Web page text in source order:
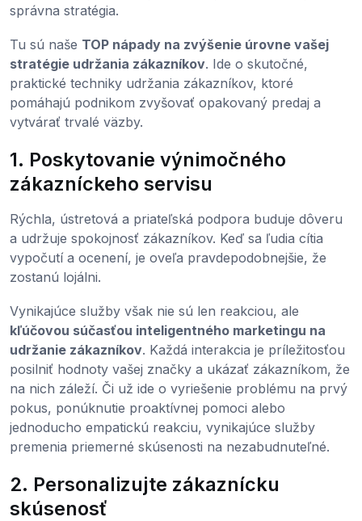
správna stratégia.
Tu sú naše TOP nápady na zvýšenie úrovne vašej
stratégie udržania zákazníkov. Ide o skutočné,
praktické techniky udržania zákazníkov, ktoré
pomáhajú podnikom zvyšovať opakovaný predaj a
vytvárať trvalé väzby.
1. Poskytovanie výnimočného
zákazníckeho servisu
Rýchla, ústretová a priateľská podpora buduje dôveru
a udržuje spokojnosť zákazníkov. Keď sa ľudia cítia
vypočutí a ocenení, je oveľa pravdepodobnejšie, že
zostanú lojálni.
Vynikajúce služby však nie sú len reakciou, ale
kľúčovou súčasťou inteligentného marketingu na
udržanie zákazníkov. Každá interakcia je príležitosťou
posilniť hodnoty vašej značky a ukázať zákazníkom, že
na nich záleží. Či už ide o vyriešenie problému na prvý
pokus, ponúknutie proaktívnej pomoci alebo
jednoducho empatickú reakciu, vynikajúce služby
premenia priemerné skúsenosti na nezabudnuteľné.
2. Personalizujte zákaznícku
skúsenosť